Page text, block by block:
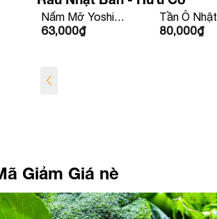
Nấm Mỡ Yoshi
Nâu
63,000₫
Tần Ô Nhật
80,000₫
Giảm Giá nè